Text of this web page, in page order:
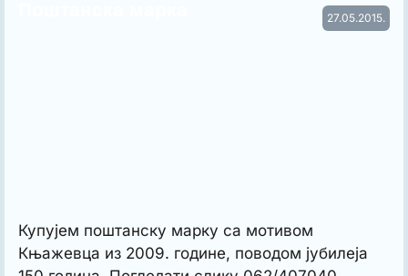
27.05.2015.
Купујем поштанску марку са мотивом
Књажевца из 2009. године, поводом јубилеја